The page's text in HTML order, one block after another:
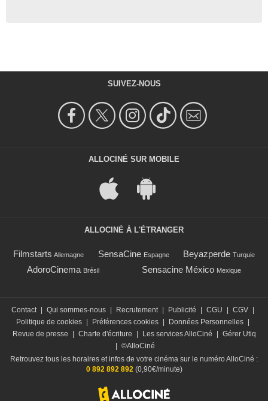
SUIVEZ-NOUS
ALLOCINÉ SUR MOBILE
ALLOCINÉ À L'ÉTRANGER
Filmstarts Allemagne SensaCine Espagne Beyazperde Turquie
AdoroCinema Brésil Sensacine México Mexique
Contact | Qui sommes-nous | Recrutement | Publicité | CGU | CGV |
Politique de cookies | Préférences cookies | Données Personnelles |
Revue de presse
| Charte d'écriture | Les services AlloCiné | Gérer Utiq
| ©AlloCiné
Retrouvez tous les horaires et infos de votre cinéma sur le numéro AlloCiné :
0 892 892 892 (0,90€/minute)